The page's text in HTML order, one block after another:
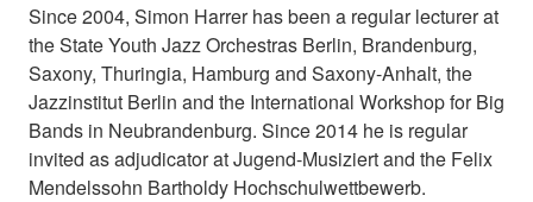
Since 2004, Simon Harrer has been a regular lecturer at
the State Youth Jazz Orchestras Berlin, Brandenburg,
Saxony, Thuringia, Hamburg and Saxony-Anhalt, the
Jazzinstitut Berlin and the International Workshop for Big
Bands in Neubrandenburg. Since 2014 he is regular
invited as adjudicator at Jugend-Musiziert and the Felix
Mendelssohn Bartholdy Hochschulwettbewerb.